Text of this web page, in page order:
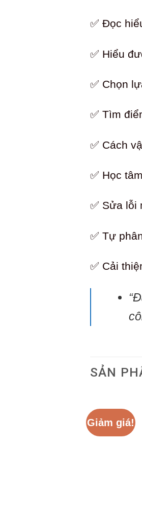
✅ Đọc
✅ Hiểu
✅ Chọn
✅ Tìm
✅ Cách
✅ Học
✅ Sửa lỗi
✅ Tự
✅ Cải
SẢN
Giảm giá!